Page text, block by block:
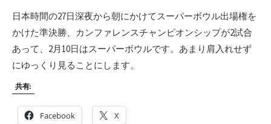
日本時間の27日深夜から朝にかけてスーパーボウル出場権を
かけた準決勝、カンファレンスチャンピオンシップが2試合
あって、2月10日はスーパーボウルです。あまり肩入れせず
にゆっくり見ることにします。
共有:
Facebook X